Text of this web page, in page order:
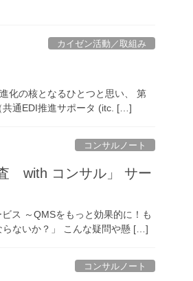
カイゼン活動／取組み
化の核となるひとつと思い、 第
共通EDI推進サポータ (itc. […]
コンサルノート
ス ～QMSをもっと効果的に！も
らないか？」 こんな疑問や懸 […]
コンサルノート